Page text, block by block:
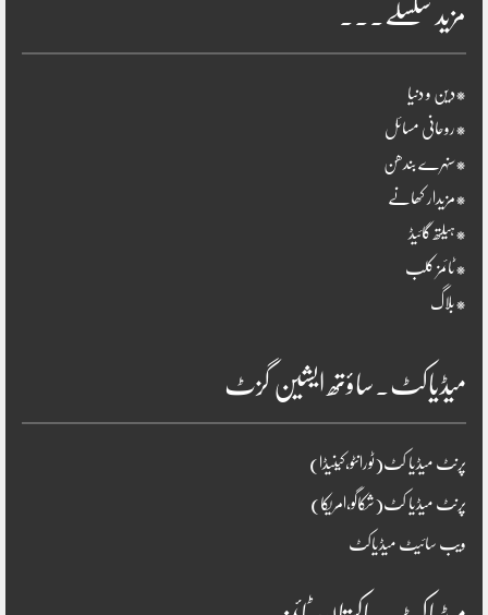
مزید سلسلے۔۔۔
*دین و دنیا
*روحانی مسائل
*سنہرے بندھن
*مزیدار کھانے
*ہیلتھ گائیڈ
*ٹائمز کلب
*بلاگ
میڈیاکٹ۔ساؤتھ ایشین گزٹ
پرنٹ میڈیا کٹ(ٹورانٹو،کینیڈا)
پرنٹ میڈیا کٹ(شکاگو،امریکا)
ویب سائیٹ میڈیاکٹ